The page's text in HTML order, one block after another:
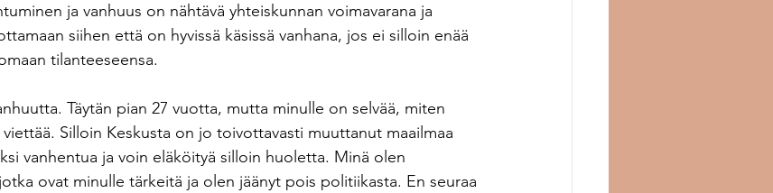
ja vanhuus on nähtävä yhteiskunnan voimavarana ja
siihen että on hyvissä käsissä vanhana, jos ei silloin enää
tilanteeseensa.
Täytän pian 27 vuotta, mutta minulle on selvää, miten
Silloin Keskusta on jo toivottavasti muuttanut maailmaa
vanhentua ja voin eläköityä silloin huoletta. Minä olen
ovat minulle tärkeitä ja olen jäänyt pois politiikasta. En seuraa